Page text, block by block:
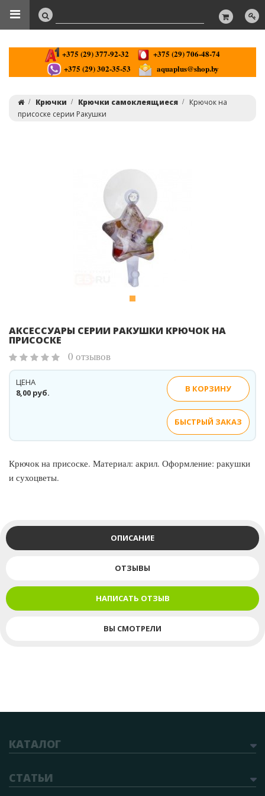
+375 (29) 377-92-32
+375 (29) 706-48-74
+375 (29) 302-35-53
aquaplus@shop.by
Крючки Крючки самоклеящиеся
Крючок на
присоске серии Ракушки
АКСЕССУАРЫ СЕРИИ РАКУШКИ КРЮЧОК НА
ПРИСОСКЕ
0 отзывов
8,00 руб.
ЦЕНА
В КОРЗИНУ
БЫСТРЫЙ ЗАКАЗ
Крючок на присоске. Материал: акрил. Оформление: ракушки
и сухоцветы.
ОПИСАНИЕ
ОТЗЫВЫ
НАПИСАТЬ ОТЗЫВ
ВЫ СМОТРЕЛИ
КАТАЛОГ
СТАТЬИ